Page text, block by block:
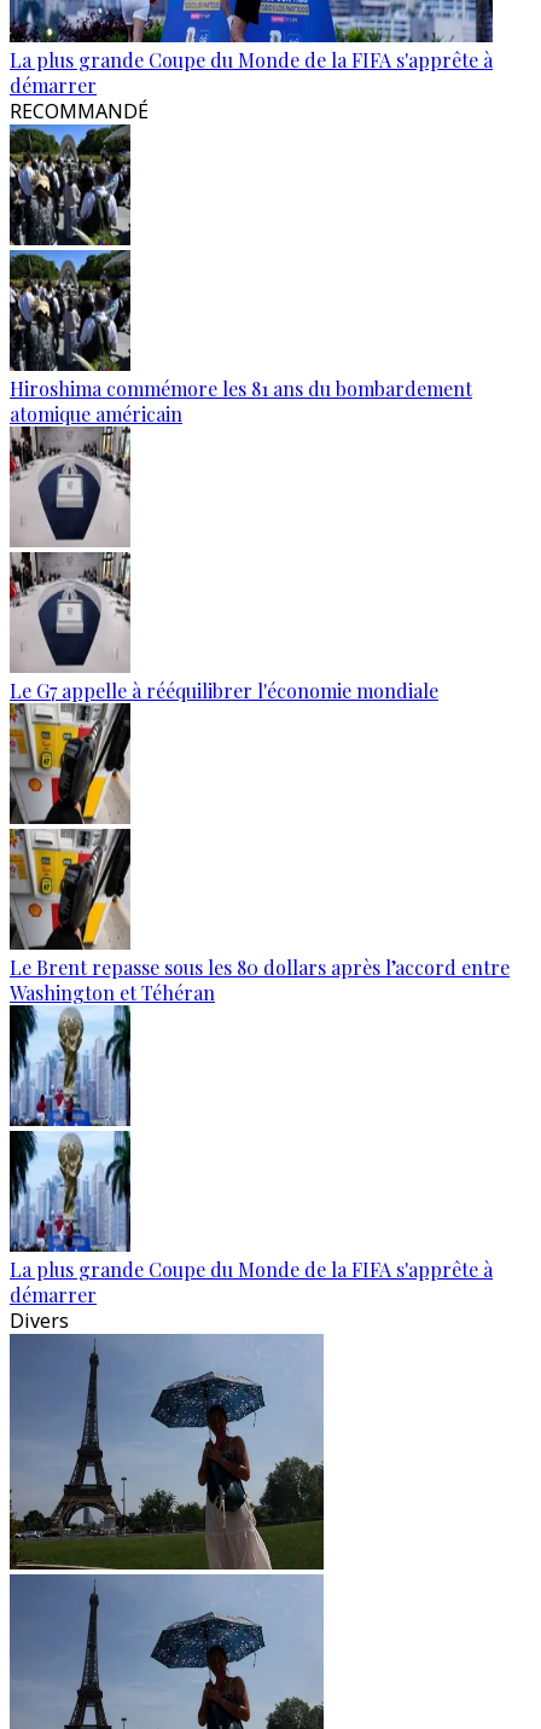
La plus grande Coupe du Monde de la FIFA s'apprête à
démarrer
RECOMMANDÉ
Hiroshima commémore les 81 ans du bombardement
atomique américain
Le G7 appelle à rééquilibrer l'économie mondiale
Le Brent repasse sous les 80 dollars après l’accord entre
Washington et Téhéran
La plus grande Coupe du Monde de la FIFA s'apprête à
démarrer
Divers